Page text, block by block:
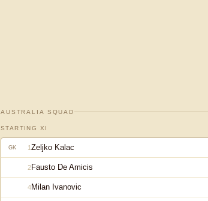
AUSTRALIA SQUAD
STARTING XI
GK 1Zeljko Kalac
2Fausto De Amicis
4Milan Ivanovic